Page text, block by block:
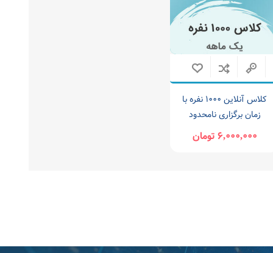
کلاس آنلاین 1000 نفره با
زمان برگزاری نامحدود
6,000,000 تومان